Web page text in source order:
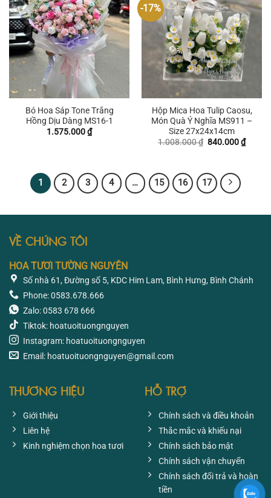
Bó Hoa Sáp Tone Trắng
Hồng Dịu Dàng MS16-1
1.575.000₫
-17%
Hộp Mica Hoa Tulip Caosu,
Món Quà Ý Nghĩa MS911 –
Size 27x24x14cm
1.008.000₫ Giá
840.000₫Giá
hiện
1 2 3 4 … 15 16 17
VỀ CHÚNG TÔI
HOA TƯƠI TƯỜNG NGUYÊN
Số nhà 61, Đường số 5, KDC Him Lam, Bình Hưng, Bình Chánh
Phone: 0583.678.666
Zalo: 0583 678 666
Tiktok: hoatuoituongnguyen
Instagram: hoatuoituongnguyen
Email: hoatuoituongnguyen@gmail.com
THƯƠNG HIỆU
Giới thiệu
Liên hệ
Kinh nghiệm chọn hoa tươi
HỖ TRỢ
Chính sách và điều khoản
Thắc mắc và khiếu nại
Chính sách bảo mật
Chính sách vận chuyển
Chính sách đổi trả và hoàn
tiền